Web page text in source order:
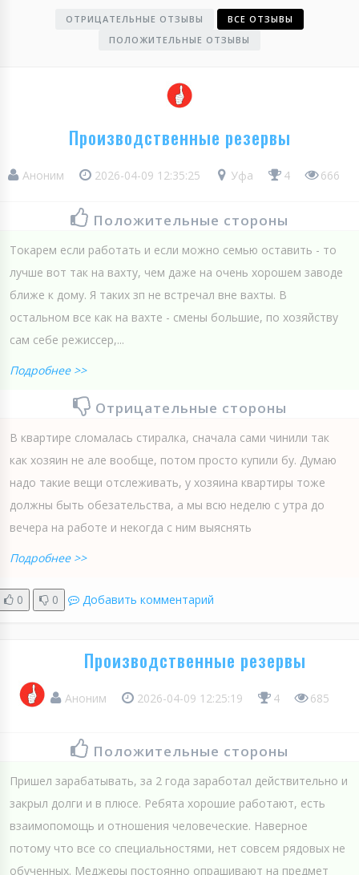
ОТРИЦАТЕЛЬНЫЕ ОТЗЫВЫ
ВСЕ ОТЗЫВЫ
ПОЛОЖИТЕЛЬНЫЕ ОТЗЫВЫ
Производственные резервы
Аноним 2026-04-09 12:35:25 Уфа 4 666
Положительные стороны
Токарем если работать и если можно семью оставить - то
лучше вот так на вахту, чем даже на очень хорошем заводе
ближе к дому. Я таких зп не встречал вне вахты. В
остальном все как на вахте - смены большие, по хозяйству
сам себе режиссер,...
Подробнее >>
Отрицательные стороны
В квартире сломалась стиралка, сначала сами чинили так
как хозяин не але вообще, потом просто купили бу. Думаю
надо такие вещи отслеживать, у хозяина квартиры тоже
должны быть обезательства, а мы всю неделю с утра до
вечера на работе и некогда с ним выяснять
Подробнее >>
0 0 Добавить комментарий
Производственные резервы
Аноним 2026-04-09 12:25:19 4 685
Положительные стороны
Пришел зарабатывать, за 2 года заработал действительно и
закрыл долги и в плюсе. Ребята хорошие работают, есть
взаимопомощь и отношения человеческие. Наверное
потому что все со специальностями, нет совсем рядовых не
обученных. Меджеры постоянно опрашивают на предмет